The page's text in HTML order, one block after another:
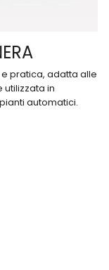
pratica, adatta alle
in
automatici.